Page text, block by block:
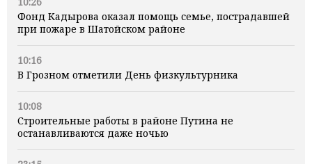
Фонд Кадырова оказал помощь семье, пострадавшей
при пожаре в Шатойском районе
10:16
В Грозном отметили День физкультурника
10:08
Строительные работы в районе Путина не
останавливаются даже ночью